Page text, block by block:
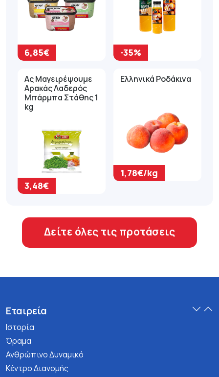
6,85€ -35%
Ας Μαγειρέψουμε
Αρακάς Λαδερός
Μπάρμπα Στάθης 1
kg
3,48€
Ελληνικά Ροδάκινα
1,78€/kg
Δείτε όλες τις προτάσεις
Εταιρεία
Ιστορία
Όραμα
Ανθρώπινο Δυναμικό
Κέντρο Διανομής